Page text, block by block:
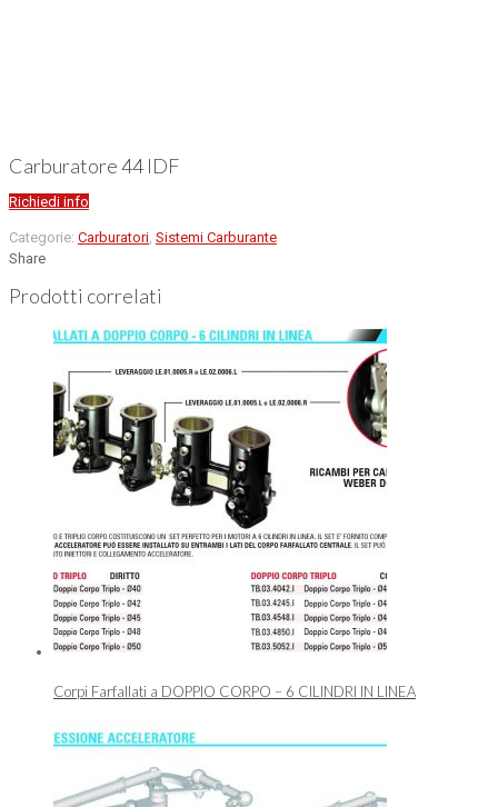
Carburatore 44 IDF
Richiedi info
Categorie: Carburatori Sistemi Carburante
Share
Prodotti correlati
Corpi Farfallati a DOPPIO CORPO – 6 CILINDRI IN LINEA